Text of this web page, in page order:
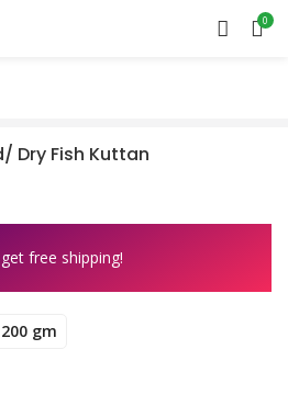
0
Fish Kuttan
free shipping!
200 gm